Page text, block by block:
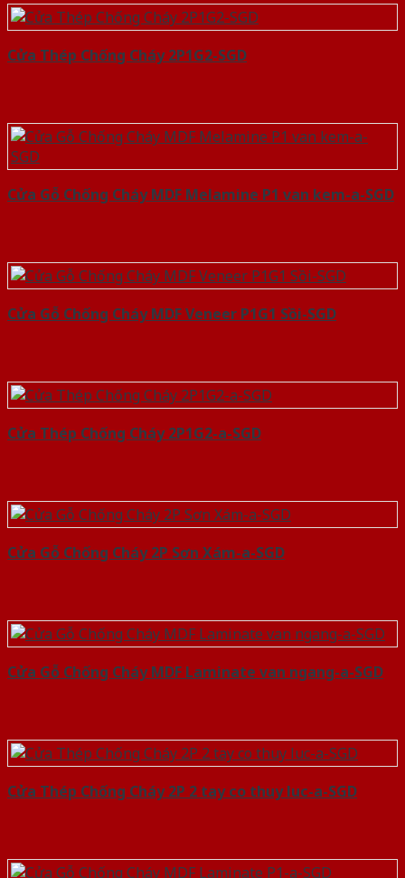
Cửa Thép Chống Cháy 2P1G2-SGD
Cửa Gỗ Chống Cháy MDF Melamine P1 van kem-a-SGD
Cửa Gỗ Chống Cháy MDF Veneer P1G1 Sồi-SGD
Cửa Thép Chống Cháy 2P1G2-a-SGD
Cửa Gỗ Chống Cháy 2P Sơn Xám-a-SGD
Cửa Gỗ Chống Cháy MDF Laminate van ngang-a-SGD
Cửa Thép Chống Cháy 2P 2 tay co thuy luc-a-SGD